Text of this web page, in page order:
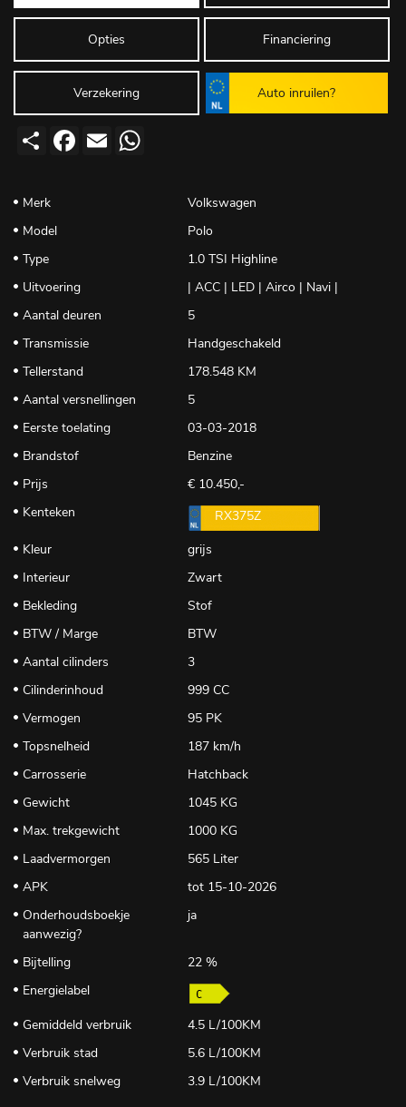
Opties Financiering
Verzekering Auto inruilen?
Deel Facebook
Email
Merk
Volkswagen
Model
Polo
Type
1.0 TSI Highline
Uitvoering
| ACC | LED | Airco | Navi |
Aantal deuren
5
Transmissie
Handgeschakeld
Tellerstand
178.548 KM
Aantal versnellingen
5
Eerste toelating
03-03-2018
Brandstof
Benzine
Prijs
€ 10.450,-
Kenteken
RX375Z
Kleur
grijs
Interieur
Zwart
Bekleding
Stof
BTW / Marge
BTW
Aantal cilinders
3
Cilinderinhoud
999 CC
Vermogen
95 PK
Topsnelheid
187 km/h
Carrosserie
Hatchback
Gewicht
1045 KG
Max. trekgewicht
1000 KG
Laadvermorgen
565 Liter
APK
tot 15-10-2026
Onderhoudsboekje
aanwezig?
ja
Bijtelling
22 %
Energielabel
Gemiddeld verbruik
4.5 L/100KM
Verbruik stad
5.6 L/100KM
Verbruik snelweg
3.9 L/100KM